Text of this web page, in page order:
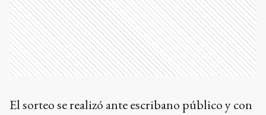
El sorteo se realizó ante escribano público y con